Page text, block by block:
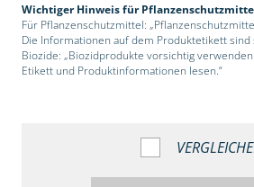
Wichtiger Hinweis für
Für Pflanzenschutzmittel:
Die Informationen auf dem Produktetikett sind
Biozide: „Biozidprodukte vorsichtig
Etikett und Produktinformationen lesen.“